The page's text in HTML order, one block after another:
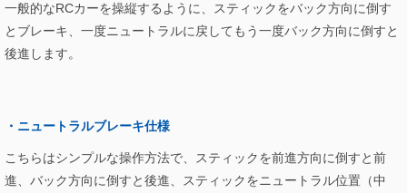
一般的なRCカーを操縦するように、スティックをバック方向に倒す
とブレーキ、一度ニュートラルに戻してもう一度バック方向に倒すと
後進します。
・ ニュートラルブレーキ仕様
こちらはシンプルな操作方法で、スティックを前進方向に倒すと前
進、バック方向に倒すと後進、スティックをニュートラル位置（中